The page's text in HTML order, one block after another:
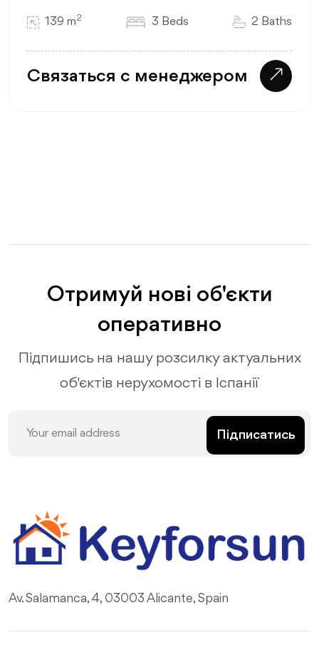
139 m2 3 Beds 2 Baths
Связаться с менеджером
Отримуй нові об'єкти
оперативно
Підпишись на нашу розсилку актуальних
об'єктів нерухомості в Іспанії
Підписатись
Av. Salamanca, 4, 03003 Alicante, Spain